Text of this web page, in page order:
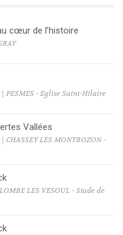
cœur de l’histoire
| PESMES - Eglise Saint-Hilaire
Vallées
CHASSEY LES MONTBOZON -
LES VESOUL - Stade de